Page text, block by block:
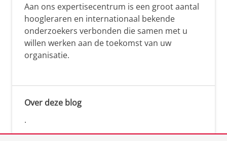
Aan ons expertisecentrum is een groot aantal
hoogleraren en internationaal bekende
onderzoekers verbonden die samen met u
willen werken aan de toekomst van uw
organisatie.
Over deze blog
.